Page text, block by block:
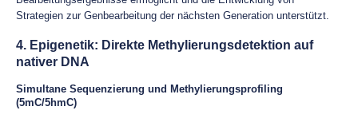
Strategien zur Genbearbeitung der nächsten Generation unterstützt.
4. Epigenetik: Direkte Methylierungsdetektion auf
nativer DNA
Simultane Sequenzierung und Methylierungsprofiling
(5mC/5hmC)